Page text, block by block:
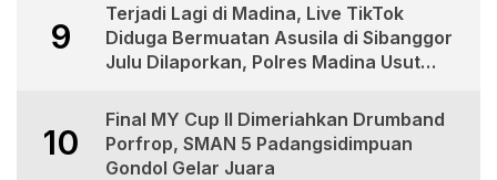
9
Terjadi Lagi di Madina, Live TikTok
Diduga Bermuatan Asusila di Sibanggor
Julu Dilaporkan, Polres Madina Usut
10
Final MY Cup II Dimeriahkan Drumband
Porfrop, SMAN 5 Padangsidimpuan
Gondol Gelar Juara